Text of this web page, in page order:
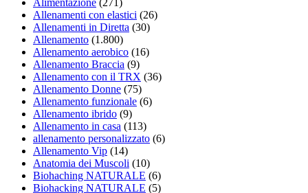
Alimentazione (271)
Allenamenti con elastici (26)
Allenamenti in Diretta (30)
Allenamento (1.800)
Allenamento aerobico (16)
Allenamento Braccia (9)
Allenamento con il TRX (36)
Allenamento Donne (75)
Allenamento funzionale (6)
Allenamento ibrido (9)
Allenamento in casa (113)
allenamento personalizzato (6)
Allenamento Vip (14)
Anatomia dei Muscoli (10)
Biohaching NATURALE (6)
Biohacking NATURALE (5)